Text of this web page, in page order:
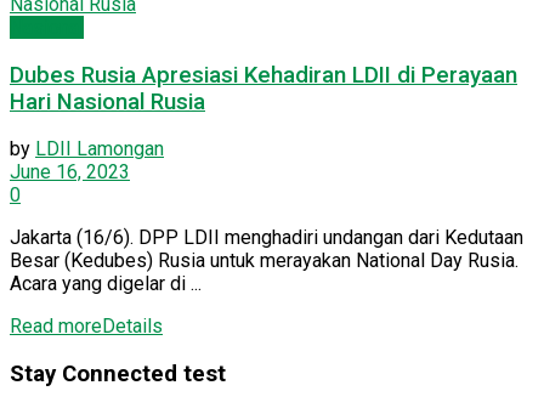
Dubes Rusia Apresiasi Kehadiran LDII di Perayaan
Hari Nasional Rusia
by LDII Lamongan
June 16, 2023
0
Jakarta (16/6). DPP LDII menghadiri undangan dari Kedutaan
Besar (Kedubes) Rusia untuk merayakan National Day Rusia.
Acara yang digelar di ...
Read moreDetails
Stay Connected test